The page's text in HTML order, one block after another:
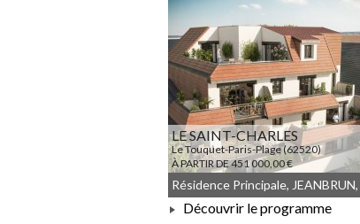
À PARTIR DE 123 807,00 €
LE SAINT-CHARLES
Le Touquet-Paris-Plage (62520)
À PARTIR DE 451 000,00 €
Découvrir le programme